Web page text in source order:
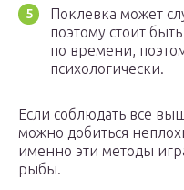
Поклевка может
поэтому стоит
по времени,
психологически.
Если соблюдать все
можно добиться
именно эти методы
рыбы.